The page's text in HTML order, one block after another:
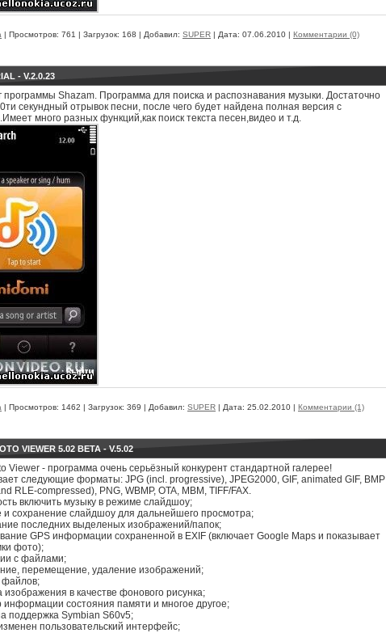
| Просмотров: 761 | Загрузок: 168 | Добавил: SUPER | Дата: 07.06.2010 | Комментарии (0)
- V.2.0.23
программы Shazam. Программа для поиска и распознавания музыки. Достаточно
секундный отрывок песни, после чего будет найдена полная версия с
много разных функций,как поиск текста песен,видео и т.д.
| Просмотров: 1462 | Загрузок: 369 | Добавил: SUPER | Дата: 25.02.2010 | Комментарии (1)
VIEWER 5.02 BETA - V.5.02
Viewer - программа очень серьёзный конкурент стандартной галерее!
следующие форматы: JPG (incl. progressive), JPEG2000, GIF, animated GIF, BMP
RLE-compressed), PNG, WBMP, OTA, MBM, TIFF/FAX.
включить музыку в режиме слайдшоу;
и сохранение слайдшоу для дальнейшего просмотра;
последних выделеных изображений/папок;
GPS информации сохраненной в EXIF (включает Google Maps и показывает
фото);
с файлами;
перемещение, удаление изображений;
файлов;
изображения в качестве фонового рисунка;
информации состояния памяти и многое другое;
поддержка Symbian S60v5;
пользовательский интерфейс;